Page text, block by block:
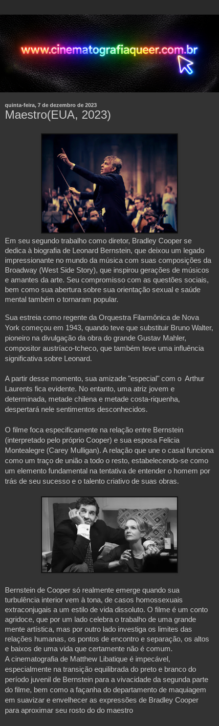
quinta-feira, 7 de dezembro de 2023
Maestro(EUA, 2023)
Em seu segundo trabalho como diretor, Bradley Cooper se
dedica à biografia de Leonard Bernstein, que deixou um legado
impressionante no mundo da música com suas composições da
Broadway (West Side Story), que inspirou gerações de músicos
e amantes da arte. Seu compromisso com as questões sociais,
bem como sua abertura sobre sua orientação sexual e saúde
mental também o tornaram popular.
Sua estreia como regente da Orquestra Filarmônica de Nova
York começou em 1943, quando teve que substituir Bruno Walter,
pioneiro na divulgação da obra do grande Gustav Mahler,
compositor austríaco-tcheco, que também teve uma influência
significativa sobre Leonard.
A partir desse momento, sua amizade "especial" com o Arthur
Laurents fica evidente. No entanto, uma atriz jovem e
determinada, metade chilena e metade costa-riquenha,
despertará nele sentimentos desconhecidos.
O filme foca especificamente na relação entre Bernstein
(interpretado pelo próprio Cooper) e sua esposa Felicia
Montealegre (Carey Mulligan). A relação que une o casal funciona
como um traço de união a todo o resto, estabelecendo-se como
um elemento fundamental na tentativa de entender o homem por
trás de seu sucesso e o talento criativo de suas obras.
Bernstein de Cooper só realmente emerge quando sua
turbulência interior vem à tona, de casos homossexuais
extraconjugais a um estilo de vida dissoluto. O filme é um conto
agridoce, que por um lado celebra o trabalho de uma grande
mente artística, mas por outro lado investiga os limites das
relações humanas, os pontos de encontro e separação, os altos
e baixos de uma vida que certamente não é comum.
A cinematografia de Matthew Libatique é impecável,
especialmente na transição equilibrada do preto e branco do
período juvenil de Bernstein para a vivacidade da segunda parte
do filme, bem como a façanha do departamento de maquiagem
em suavizar e envelhecer as expressões de Bradley Cooper
para aproximar seu rosto do do maestro